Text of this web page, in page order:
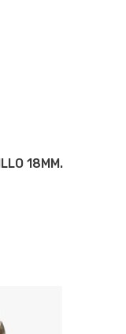
18MM.